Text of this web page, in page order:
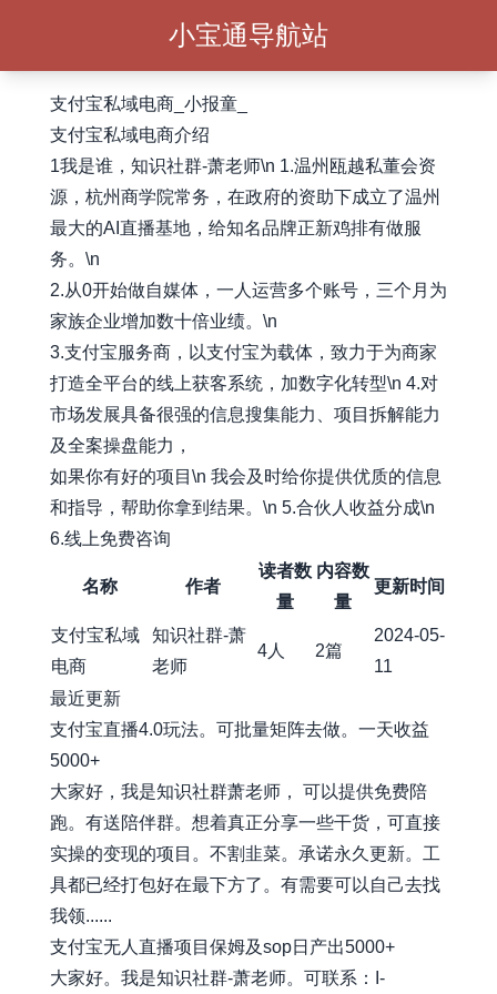
小宝通导航站
支付宝私域电商_小报童_
支付宝私域电商介绍
1我是谁，知识社群-萧老师\n 1.温州瓯越私董会资
源，杭州商学院常务，在政府的资助下成立了温州
最大的AI直播基地，给知名品牌正新鸡排有做服
务。\n
2.从0开始做自媒体，一人运营多个账号，三个月为
家族企业增加数十倍业绩。\n
3.支付宝服务商，以支付宝为载体，致力于为商家
打造全平台的线上获客系统，加数字化转型\n 4.对
市场发展具备很强的信息搜集能力、项目拆解能力
及全案操盘能力，
如果你有好的项目\n 我会及时给你提供优质的信息
和指导，帮助你拿到结果。\n 5.合伙人收益分成\n
6.线上免费咨询
名称 作者
读者数
量
内容数
量
更新时间
支付宝私域
电商
知识社群-萧
老师
4人 2篇
2024-05-
11
最近更新
支付宝直播4.0玩法。可批量矩阵去做。一天收益
5000+
大家好，我是知识社群萧老师， 可以提供免费陪
跑。有送陪伴群。想着真正分享一些干货，可直接
实操的变现的项目。不割韭菜。承诺永久更新。工
具都已经打包好在最下方了。有需要可以自己去找
我领......
支付宝无人直播项目保姆及sop日产出5000+
大家好。我是知识社群-萧老师。可联系：I-